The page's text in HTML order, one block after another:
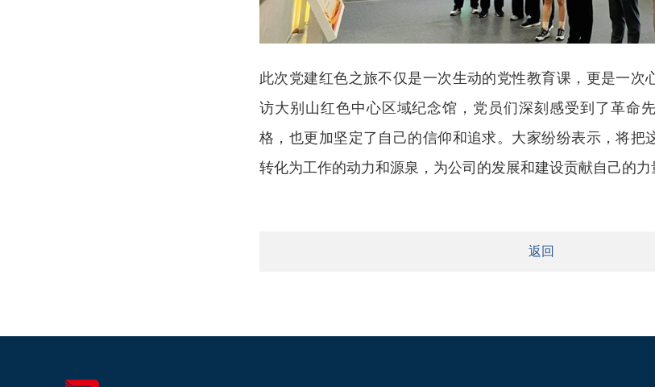
此次党建红色之旅不仅是一次生动的党性教育课，更是一次
访大别山红色中心区域纪念馆，党员们深刻感受到了革命
格，也更加坚定了自己的信仰和追求。大家纷纷表示，将把
转化为工作的动力和源泉，为公司的发展和建设贡献自己的力
返回